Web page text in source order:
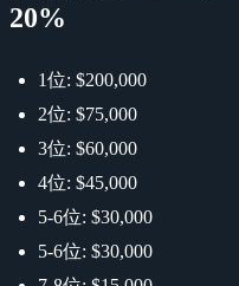
20%
1位: $200,000
2位: $75,000
3位: $60,000
4位: $45,000
5-6位: $30,000
5-6位: $30,000